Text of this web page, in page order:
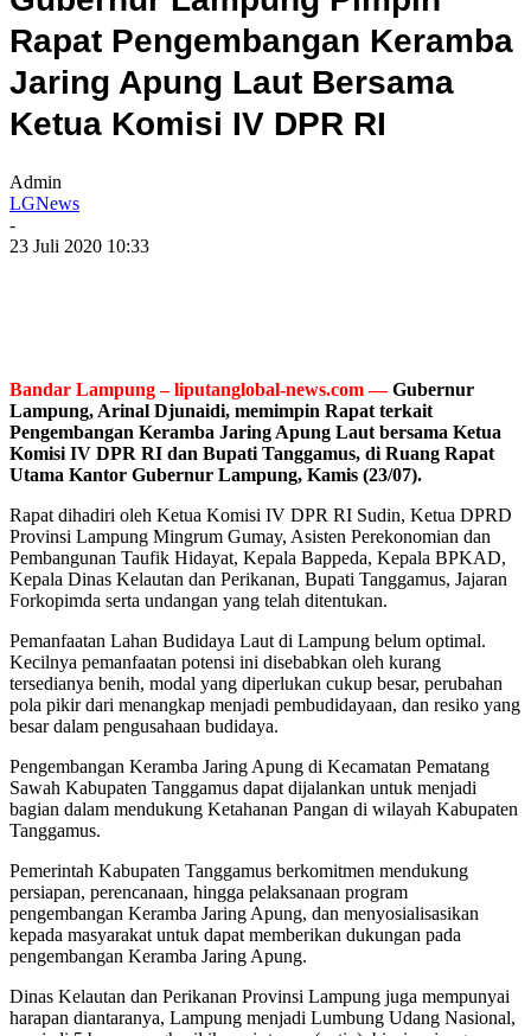
Rapat Pengembangan Keramba
Jaring Apung Laut Bersama
Ketua Komisi IV DPR RI
Admin
LGNews
-
23 Juli 2020 10:33
Bandar Lampung – liputanglobal-news.com —Gubernur
Lampung, Arinal Djunaidi, memimpin Rapat terkait
Pengembangan Keramba Jaring Apung Laut bersama Ketua
Komisi IV DPR RI dan Bupati Tanggamus, di Ruang Rapat
Utama Kantor Gubernur Lampung, Kamis (23/07).
Rapat dihadiri oleh Ketua Komisi IV DPR RI Sudin, Ketua DPRD
Provinsi Lampung Mingrum Gumay, Asisten Perekonomian dan
Pembangunan Taufik Hidayat, Kepala Bappeda, Kepala BPKAD,
Kepala Dinas Kelautan dan Perikanan, Bupati Tanggamus, Jajaran
Forkopimda serta undangan yang telah ditentukan.
Pemanfaatan Lahan Budidaya Laut di Lampung belum optimal.
Kecilnya pemanfaatan potensi ini disebabkan oleh kurang
tersedianya benih, modal yang diperlukan cukup besar, perubahan
pola pikir dari menangkap menjadi pembudidayaan, dan resiko yang
besar dalam pengusahaan budidaya.
Pengembangan Keramba Jaring Apung di Kecamatan Pematang
Sawah Kabupaten Tanggamus dapat dijalankan untuk menjadi
bagian dalam mendukung Ketahanan Pangan di wilayah Kabupaten
Tanggamus.
Pemerintah Kabupaten Tanggamus berkomitmen mendukung
persiapan, perencanaan, hingga pelaksanaan program
pengembangan Keramba Jaring Apung, dan menyosialisasikan
kepada masyarakat untuk dapat memberikan dukungan pada
pengembangan Keramba Jaring Apung.
Dinas Kelautan dan Perikanan Provinsi Lampung juga mempunyai
harapan diantaranya, Lampung menjadi Lumbung Udang Nasional,